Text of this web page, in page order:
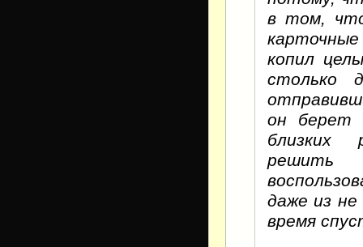
в том,
копил
столько
он берет
близких
решить
даже из не
время